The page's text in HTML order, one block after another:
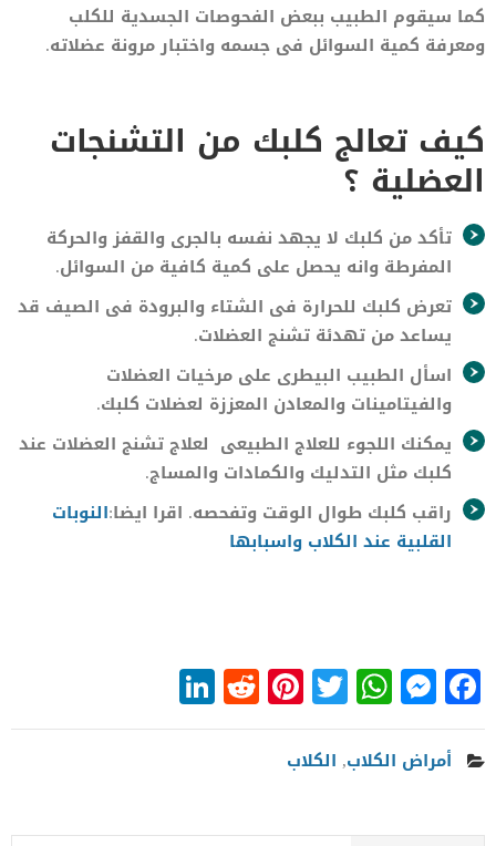
كما سيقوم الطبيب ببعض الفحوصات الجسدية للكلب
ومعرفة كمية السوائل فى جسمه واختبار مرونة عضلاته.
كيف تعالج كلبك من التشنجات
العضلية ؟
تأكد من كلبك لا يجهد نفسه بالجرى والقفز والحركة
المفرطة وانه يحصل على كمية كافية من السوائل.
تعرض كلبك للحرارة فى الشتاء والبرودة فى الصيف قد
يساعد من تهدئة تشنج العضلات.
اسأل الطبيب البيطرى على مرخيات العضلات
والفيتامينات والمعادن المعززة لعضلات كلبك.
يمكنك اللجوء للعلاج الطبيعى لعلاج تشنج العضلات عند
كلبك مثل التدليك والكمادات والمساج.
راقب كلبك طوال الوقت وتفحصه. اقرا ايضا:النوبات
القلبية عند الكلاب واسبابها
Facebook
Messenger
WhatsApp
Twitter
Pinterest
Reddit
أمراض الكلاب, الكلاب